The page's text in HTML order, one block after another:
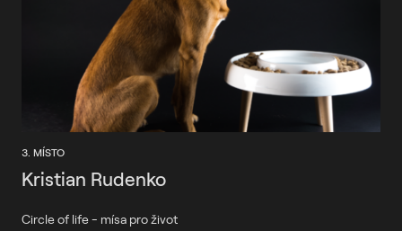
3. MÍSTO
Kristian Rudenko
Circle of life - mísa pro život